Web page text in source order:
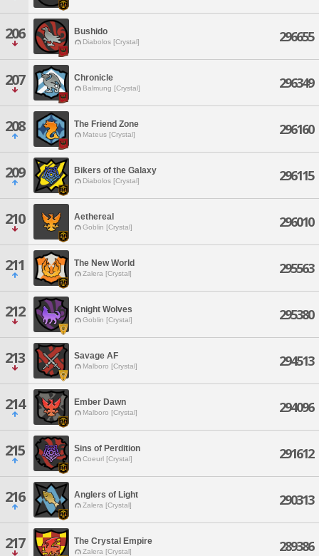
206 Bushido
Diabolos [Crystal] 296655
207 Chronicle
Balmung [Crystal] 296349
208 The Friend Zone
Mateus [Crystal] 296160
209 Bikers of the Galaxy
Diabolos [Crystal] 296115
210 Aethereal
Goblin [Crystal] 296010
211 The New World
Zalera [Crystal] 295563
212 Knight Wolves
Goblin [Crystal] 295380
213 Savage AF
Malboro [Crystal] 294513
214 Ember Dawn
Malboro [Crystal] 294096
215 Sins of Perdition
Coeurl [Crystal] 291612
216 Anglers of Light
Zalera [Crystal] 290313
217 The Crystal Empire
Zalera [Crystal] 289386